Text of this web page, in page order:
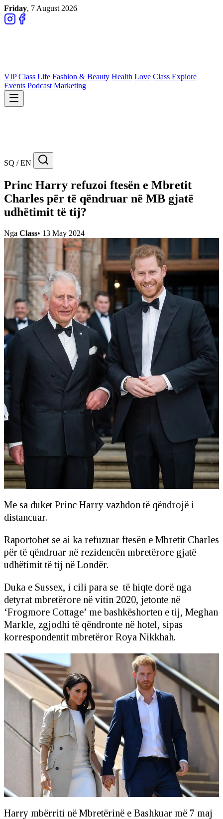
Friday, 7 August 2026
VIP Class Life Fashion & Beauty Health Love Class Explore
Events Podcast Marketing
SQ / EN
Princ Harry refuzoi ftesën e Mbretit
Charles për të qëndruar në MB gjatë
udhëtimit të tij?
Nga Class• 13 May 2024
Me sa duket Princ Harry vazhdon të qëndrojë i
distancuar.
Raportohet se ai ka refuzuar ftesën e Mbretit Charles
për të qëndruar në rezidencën mbretërore gjatë
udhëtimit të tij në Londër.
Duka e Sussex, i cili para se të hiqte dorë nga
detyrat mbretërore në vitin 2020, jetonte në
‘Frogmore Cottage’ me bashkëshorten e tij, Meghan
Markle, zgjodhi të qëndronte në hotel, sipas
korrespondentit mbretëror Roya Nikkhah.
Harry mbërriti në Mbretërinë e Bashkuar më 7 maj